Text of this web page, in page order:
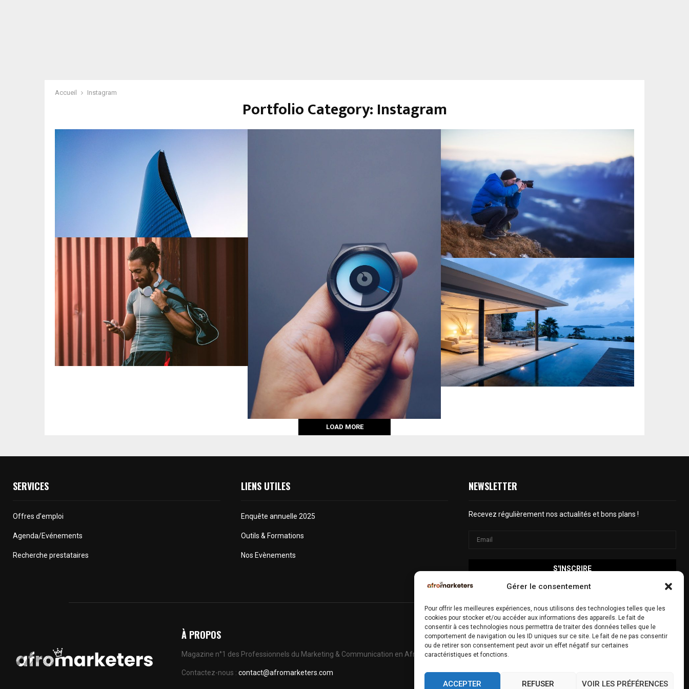
Gérer le consentement
Pour offrir les meilleures expériences, nous utilisons des technologies telles que les
cookies pour stocker et/ou accéder aux informations des appareils. Le fait de
consentir à ces technologies nous permettra de traiter des données telles que le
comportement de navigation ou les ID uniques sur ce site. Le fait de ne pas consentir
ou de retirer son consentement peut avoir un effet négatif sur certaines
caractéristiques et fonctions.
ACCEPTER REFUSER VOIR LES PRÉFÉRENCES
Accueil Instagram
Portfolio Category: Instagram
LOAD MORE
SERVICES
Offres d’emploi
Agenda/Evénements
Recherche prestataires
LIENS UTILES
Enquête annuelle 2025
Outils & Formations
Nos Evènements
NEWSLETTER
Recevez régulièrement nos actualités et bons plans !
À PROPOS
Magazine n°1 des Professionnels du Marketing & Communication en Afrique.
Contactez-nous : contact@afromarketers.com
SUIVEZ-NOUS